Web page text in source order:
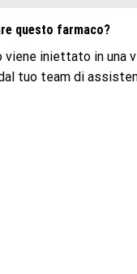
questo farmaco?
iniettato in una
tuo team di